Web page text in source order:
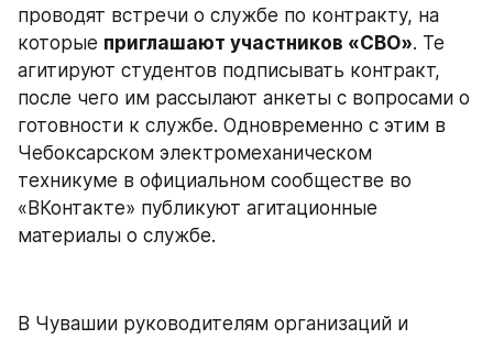
проводят встречи о службе по контракту, на
которые приглашают участников «СВО». Те
агитируют студентов подписывать контракт,
после чего им рассылают анкеты с вопросами о
готовности к службе. Одновременно с этим в
Чебоксарском электромеханическом
техникуме в официальном сообществе во
«ВКонтакте» публикуют агитационные
материалы о службе.
В Чувашии руководителям организаций и